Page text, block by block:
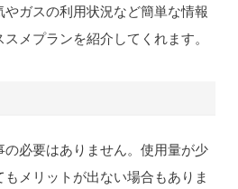
ガスの利用状況など簡単な情報
メプランを紹介してくれます。
必要はありません。使用量が少
メリットが出ない場合もありま